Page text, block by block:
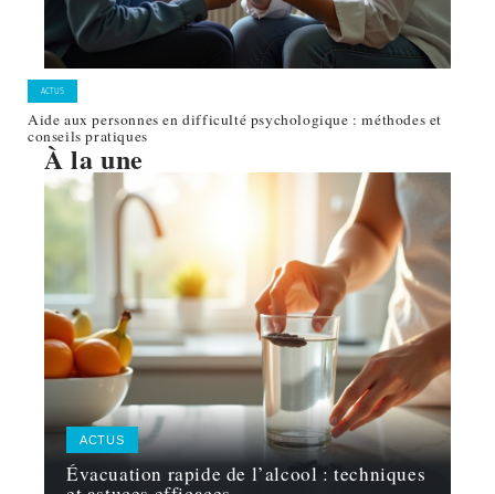
ACTUS
Aide aux personnes en difficulté psychologique : méthodes et
conseils pratiques
À la une
ACTUS
Évacuation rapide de l’alcool : techniques